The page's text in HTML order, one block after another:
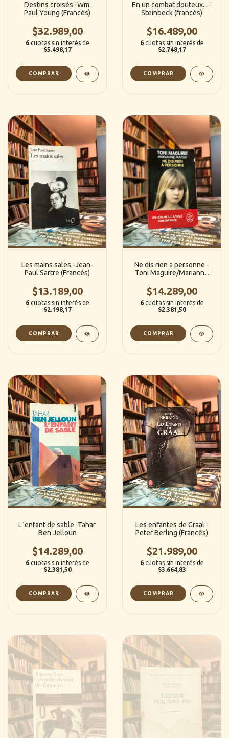
Destins croisés -Wm.
Paul Young (Francés)
$32.989,00
6 cuotas sin interés de
$5.498,17
En un combat douteux... -
Steinbeck (francés)
$16.489,00
6 cuotas sin interés de
$2.748,17
Les mains sales -Jean-
Paul Sartre (Francés)
$13.189,00
6 cuotas sin interés de
$2.198,17
Ne dis rien a personne -
Toni Maguire/Marianne
$14.289,00
6 cuotas sin interés de
$2.381,50
L´enfant de sable -Tahar
Ben Jelloun
$14.289,00
6 cuotas sin interés de
$2.381,50
Les enfantes de Graal -
Peter Berling (Francés)
$21.989,00
6 cuotas sin interés de
$3.664,83